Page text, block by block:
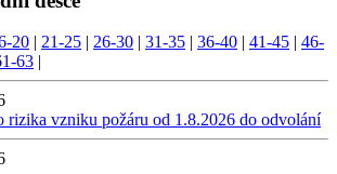
20 21-25 26-30 31-35 36-40 41-45
46-
63
rizika vzniku požáru od 1.8.2026 do odvolání